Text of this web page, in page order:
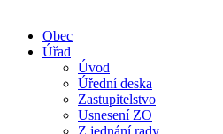
Obec
Úřad
Úvod
Úřední deska
Zastupitelstvo
Usnesení ZO
Z jednání rady